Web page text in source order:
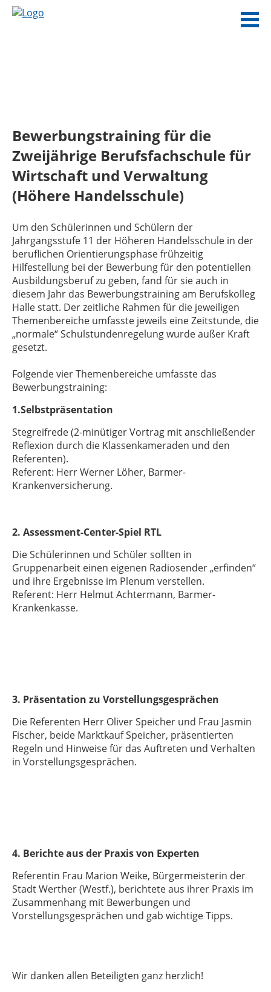
Bewerbungstraining für die
Zweijährige Berufsfachschule für
Wirtschaft und Verwaltung
(Höhere Handelsschule)
Um den Schülerinnen und Schülern der
Jahrgangsstufe 11 der Höheren Handelsschule in der
beruflichen Orientierungsphase frühzeitig
Hilfestellung bei der Bewerbung für den potentiellen
Ausbildungsberuf zu geben, fand für sie auch in
diesem Jahr das Bewerbungstraining am Berufskolleg
Halle statt. Der zeitliche Rahmen für die jeweiligen
Themenbereiche umfasste jeweils eine Zeitstunde, die
„normale“ Schulstundenregelung wurde außer Kraft
gesetzt.
Folgende vier Themenbereiche umfasste das
Bewerbungstraining:
1.Selbstpräsentation
Stegreifrede (2-minütiger Vortrag mit anschließender
Reflexion durch die Klassenkameraden und den
Referenten).
Referent: Herr Werner Löher, Barmer-
Krankenversicherung.
2. Assessment-Center-Spiel RTL
Die Schülerinnen und Schüler sollten in
Gruppenarbeit einen eigenen Radiosender „erfinden“
und ihre Ergebnisse im Plenum verstellen.
Referent: Herr Helmut Achtermann, Barmer-
Krankenkasse.
3. Präsentation zu Vorstellungsgesprächen
Die Referenten Herr Oliver Speicher und Frau Jasmin
Fischer, beide Marktkauf Speicher, präsentierten
Regeln und Hinweise für das Auftreten und Verhalten
in Vorstellungsgesprächen.
4. Berichte aus der Praxis von Experten
Referentin Frau Marion Weike, Bürgermeisterin der
Stadt Werther (Westf.), berichtete aus ihrer Praxis im
Zusammenhang mit Bewerbungen und
Vorstellungsgesprächen und gab wichtige Tipps.
Wir danken allen Beteiligten ganz herzlich!